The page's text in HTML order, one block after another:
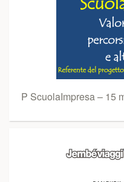
P ScuolaImpresa – 15